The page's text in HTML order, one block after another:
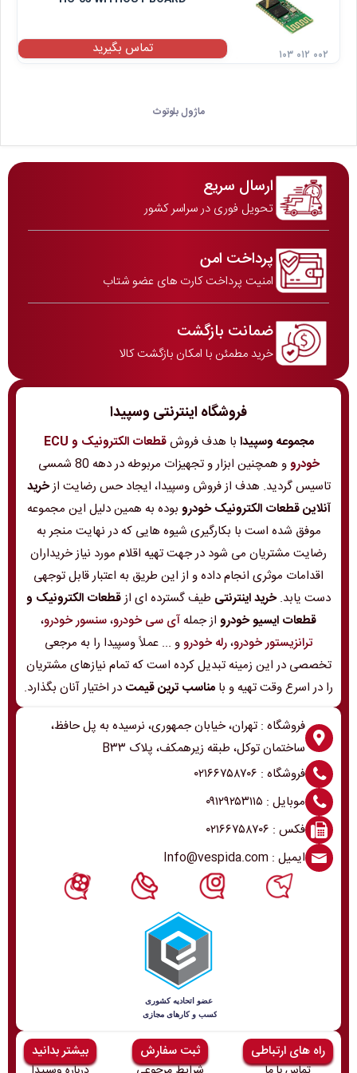
تماس بگیرید ۱۰۳ ۰۱۲ ۰۰۲
ماژول بلوتوث
ارسال سریع
تحویل فوری در سراسر کشور
پرداخت امن
امنیت پرداخت کارت های عضو شتاب
ضمانت بازگشت
خرید مطمئن با امکان بازگشت کالا
فروشگاه اینترنتی وسپیدا
مجموعه وسپیدا با هدف فروش
قطعات الکترونیک و ECU
خودرو
و همچنین ابزار و تجهیزات مربوطه در دهه 80 شمسی
تاسیس گردید. هدف از فروش وسپیدا، ایجاد حس رضایت ازخرید
آنلاین قطعات الکترونیک خودرو بوده به همین دلیل این مجموعه
موفق شده است با بکارگیری شیوه هایی که در نهایت منجر به
رضایت مشتریان می شود در جهت تهیه اقلام مورد نیاز خریداران
اقدامات موثری انجام داده و از این طریق به اعتبار قابل توجهی
دست یابد.خرید اینترنتی طیف گسترده ای ازقطعات الکترونیک و
قطعات ایسیو خودرو از جملهآی سی خودرو،سنسور خودرو،
ترانزیستور خودرو،رله خودروو ... عملاً وسپیدا را به مرجعی
تخصصی در این زمینه تبدیل کرده است که تمام نیازهای مشتریان
را در اسرع وقت تهیه و با مناسب ترین قیمت در اختیار آنان بگذارد.
فروشگاه : تهران، خیابان جمهوری، نرسیده به پل حافظ،
ساختمان توکل، طبقه زیرهمکف، پلاک B۳۳
فروشگاه : ۰۲۱۶۶۷۵۸۷۰۶
موبایل : ۰۹۱۲۹۲۵۳۱۱۵
فکس : ۰۲۱۶۶۷۵۸۷۰۶
ایمیل : Info@vespida.com
راه های ارتباطی ثبت سفارش بیشتر بدانید